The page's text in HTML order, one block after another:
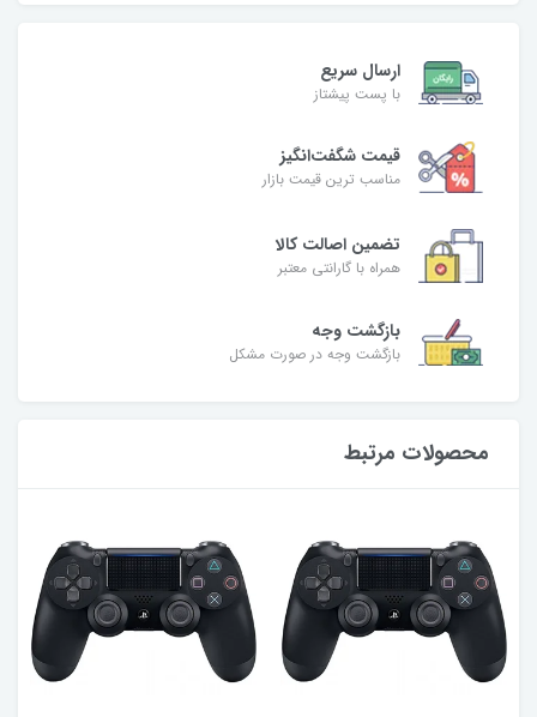
ارسال سریع
با پست پیشتاز
قیمت شگفت‌انگیز
مناسب ترین قیمت بازار
تضمین اصالت کالا
همراه با گارانتی معتبر
بازگشت وجه
بازگشت وجه در صورت مشکل
محصولات مرتبط